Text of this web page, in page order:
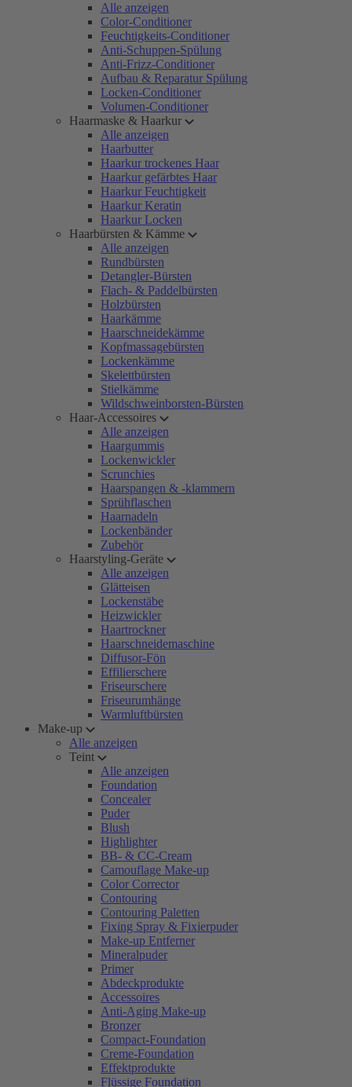
Alle anzeigen
Color-Conditioner
Feuchtigkeits-Conditioner
Anti-Schuppen-Spülung
Anti-Frizz-Conditioner
Aufbau & Reparatur Spülung
Locken-Conditioner
Volumen-Conditioner
Haarmaske & Haarkur
Alle anzeigen
Haarbutter
Haarkur trockenes Haar
Haarkur gefärbtes Haar
Haarkur Feuchtigkeit
Haarkur Keratin
Haarkur Locken
Haarbürsten & Kämme
Alle anzeigen
Rundbürsten
Detangler-Bürsten
Flach- & Paddelbürsten
Holzbürsten
Haarkämme
Haarschneidekämme
Kopfmassagebürsten
Lockenkämme
Skelettbürsten
Stielkämme
Wildschweinborsten-Bürsten
Haar-Accessoires
Alle anzeigen
Haargummis
Lockenwickler
Scrunchies
Haarspangen & -klammern
Sprühflaschen
Haarnadeln
Lockenbänder
Zubehör
Haarstyling-Geräte
Alle anzeigen
Glätteisen
Lockenstäbe
Heizwickler
Haartrockner
Haarschneidemaschine
Diffusor-Fön
Effilierschere
Friseurschere
Friseurumhänge
Warmluftbürsten
Make-up
Alle anzeigen
Teint
Alle anzeigen
Foundation
Concealer
Puder
Blush
Highlighter
BB- & CC-Cream
Camouflage Make-up
Color Corrector
Contouring
Contouring Paletten
Fixing Spray & Fixierpuder
Make-up Entferner
Mineralpuder
Primer
Abdeckprodukte
Accessoires
Anti-Aging Make-up
Bronzer
Compact-Foundation
Creme-Foundation
Effektprodukte
Flüssige Foundation